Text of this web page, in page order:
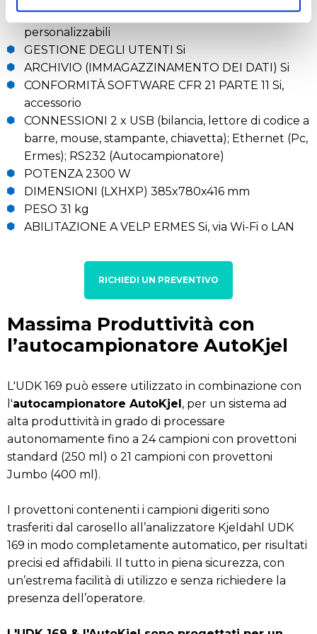
BIBLIOTECA DEI METODI 32 standard + 24
personalizzabili
GESTIONE DEGLI UTENTI Si
ARCHIVIO (IMMAGAZZINAMENTO DEI DATI) Si
CONFORMITÀ SOFTWARE CFR 21 PARTE 11 Si,
accessorio
CONNESSIONI 2 x USB (bilancia, lettore di codice a
barre, mouse, stampante, chiavetta); Ethernet (Pc,
Ermes); RS232 (Autocampionatore)
POTENZA 2300 W
DIMENSIONI (LXHXP) 385x780x416 mm
PESO 31 kg
ABILITAZIONE A VELP ERMES Si, via Wi-Fi o LAN
RICHIEDI UN PREVENTIVO
Massima Produttività con
l’autocampionatore AutoKjel
L'UDK 169 può essere utilizzato in combinazione con
l'autocampionatore AutoKjel , per un sistema ad
alta produttività in grado di processare
autonomamente fino a 24 campioni con provettoni
standard (250 ml) o 21 campioni con provettoni
Jumbo (400 ml).
I provettoni contenenti i campioni digeriti sono
trasferiti dal carosello all’analizzatore Kjeldahl UDK
169 in modo completamente automatico, per risultati
precisi ed affidabili. Il tutto in piena sicurezza, con
un’estrema facilità di utilizzo e senza richiedere la
presenza dell’operatore.